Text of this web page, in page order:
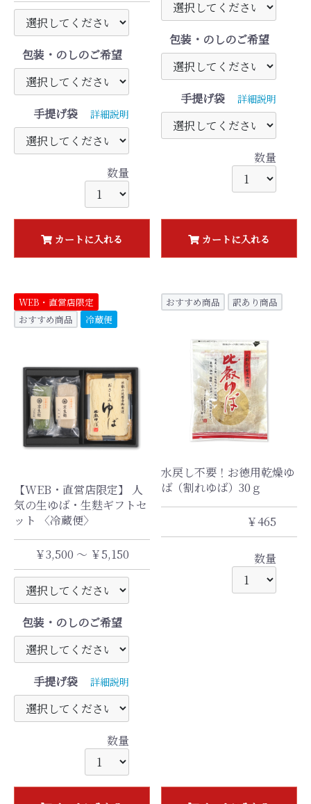
包装・のしのご希望
手提げ袋 詳細説明
数量
カートに入れる
包装・のしのご希望
手提げ袋 詳細説明
数量
カートに入れる
WEB・直営店限定
おすすめ商品
冷蔵便
【WEB・直営店限定】 人
気の生ゆば・生麩ギフトセ
ット 〈冷蔵便〉
￥3,500 ～ ￥5,150
包装・のしのご希望
手提げ袋 詳細説明
数量
おすすめ商品 訳あり商品
水戻し不要！お徳用乾燥ゆ
ば（割れゆば）30ｇ
￥465
数量